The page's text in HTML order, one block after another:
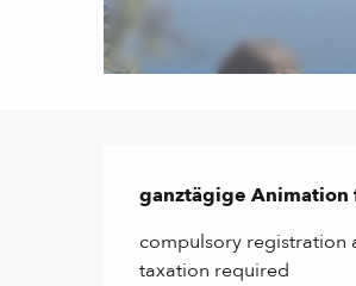
ganztägige Animation
compulsory registration
taxation required